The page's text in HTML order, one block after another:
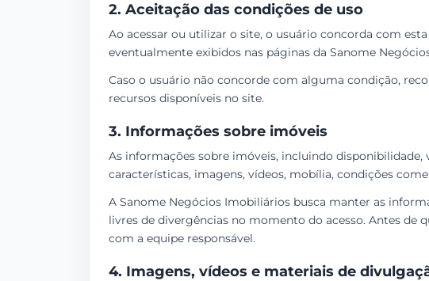
2. Aceitação das condições de uso
Ao acessar ou utilizar o site, o usuário concorda com
eventualmente exibidos nas páginas da Sanome
Caso o usuário não concorde com alguma condição,
recursos disponíveis no site.
3. Informações sobre imóveis
As informações sobre imóveis, incluindo disponibilidade,
características, imagens, vídeos, mobília, condições
A Sanome Negócios Imobiliários busca manter as
livres de divergências no momento do acesso. Antes
com a equipe responsável.
4. Imagens, vídeos e materiais de